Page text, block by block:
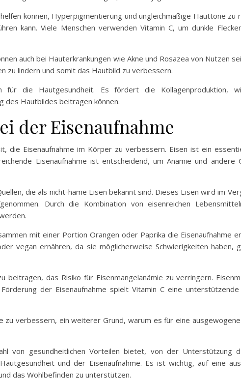
können, Hyperpigmentierung und ungleichmäßige Hauttöne zu
kann. Viele Menschen verwenden Vitamin C, um dunkle
auch bei Hauterkrankungen wie Akne und Rosazea von Nutzen
zu lindern und somit das Hautbild zu verbessern.
für die Hautgesundheit. Es fördert die Kollagenproduktion,
des Hautbildes beitragen können.
der Eisenaufnahme
die Eisenaufnahme im Körper zu verbessern. Eisen ist ein
Eisenaufnahme ist entscheidend, um Anämie und andere
die als nicht-häme Eisen bekannt sind. Dieses Eisen wird im
Durch die Kombination von eisenreichen
mit einer Portion Orangen oder Paprika die Eisenaufnahme
vegan ernähren, da sie möglicherweise Schwierigkeiten haben,
beitragen, das Risiko für Eisenmangelanämie zu verringern.
der Eisenaufnahme spielt Vitamin C eine
zu verbessern, ein weiterer Grund, warum es für eine
von gesundheitlichen Vorteilen bietet, von der Unterstützung
und der Eisenaufnahme. Es ist wichtig, auf eine
das Wohlbefinden zu unterstützen.